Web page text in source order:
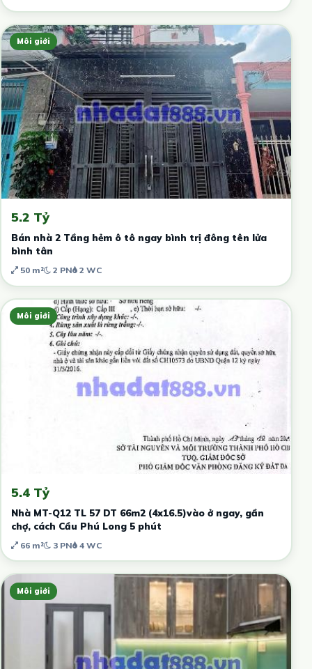
Môi giới
5.2 Tỷ
Bán nhà 2 Tầng hẻm ô tô ngay bình trị đông tên lửa
bình tân
50 m² 2 PN 2 WC
Môi giới
5.4 Tỷ
Nhà MT-Q12 TL 57 DT 66m2 (4x16.5)vào ở ngay, gần
chợ, cách Cầu Phú Long 5 phút
66 m² 3 PN 4 WC
Môi giới